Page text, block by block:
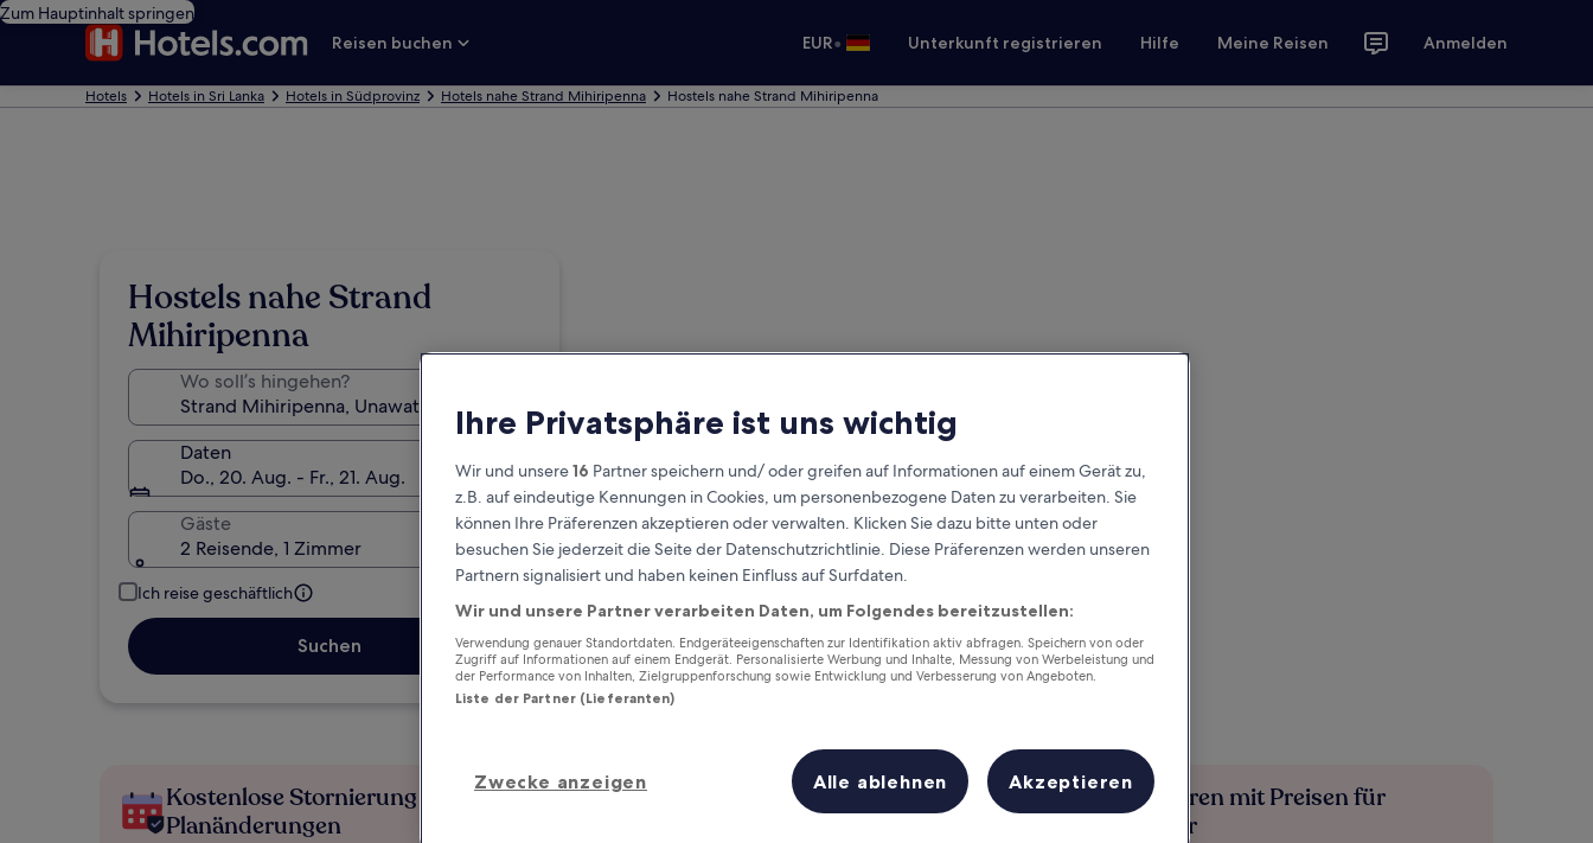
Zum Hauptinhalt springen
Reisen buchen
EUR• Unterkunft registrieren Hilfe Meine Reisen Anmelden
Hotels Hotels in Sri Lanka Hotels in Südprovinz Hotels nahe Strand Mihiripenna Hostels nahe Strand Mihiripenna
Hostels nahe Strand
Mihiripenna
Wo soll’s hingehen?
Daten
Do., 20. Aug. - Fr., 21. Aug.
Gäste
2 Reisende, 1 Zimmer
Ich reise geschäftlich
Suchen
Kostenlose Stornierung bei
Planänderungen
Verdiene Prämien für jede
Mehr sparen mit Preisen für
Mitglieder
Ihre Privatsphäre ist uns wichtig
Wir und unsere16 Partner speichern und/ oder greifen auf Informationen auf einem Gerät zu,
z.B. auf eindeutige Kennungen in Cookies, um personenbezogene Daten zu verarbeiten. Sie
können Ihre Präferenzen akzeptieren oder verwalten. Klicken Sie dazu bitte unten oder
besuchen Sie jederzeit die Seite der Datenschutzrichtlinie. Diese Präferenzen werden unseren
Partnern signalisiert und haben keinen Einfluss auf Surfdaten.
Wir und unsere Partner verarbeiten Daten, um Folgendes bereitzustellen:
Verwendung genauer Standortdaten. Endgeräteeigenschaften zur Identifikation aktiv abfragen. Speichern von oder
Zugriff auf Informationen auf einem Endgerät. Personalisierte Werbung und Inhalte, Messung von Werbeleistung und
der Performance von Inhalten, Zielgruppenforschung sowie Entwicklung und Verbesserung von Angeboten.
Liste der Partner (Lieferanten)
Zwecke anzeigen Alle ablehnen Akzeptieren